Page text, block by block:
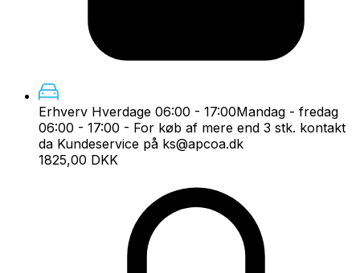
Erhverv Hverdage 06:00 - 17:00Mandag - fredag
06:00 - 17:00 - For køb af mere end 3 stk. kontakt
da Kundeservice på ks@apcoa.dk
1825,00 DKK